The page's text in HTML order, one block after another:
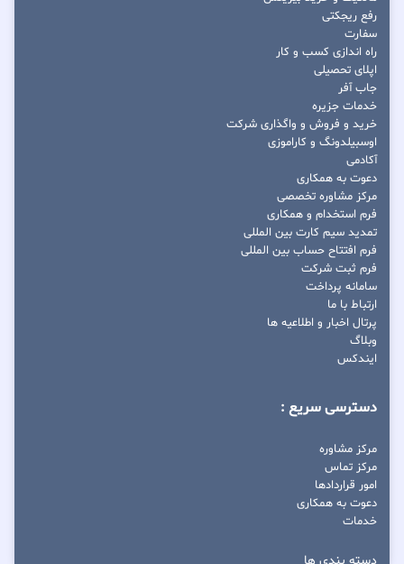
رفع ریجکتی
سفارت
راه اندازی کسب و کار
اپلای تحصیلی
جاب آفر
خدمات جزیره
خرید و فروش و واگذاری شرکت
اوسبیلدونگ و کاراموزی
آکادمی
دعوت به همکاری
مرکز مشاوره تخصصی
فرم استخدام و همکاری
تمدید سیم کارت بین المللی
فرم افتتاح حساب بین المللی
فرم ثبت شرکت
سامانه پرداخت
ارتباط با ما
پرتال اخبار و اطلاعیه ها
وبلاگ
ایندکس
دسترسی سریع :
مرکز مشاوره
مرکز تماس
امور قراردادها
دعوت به همکاری
خدمات